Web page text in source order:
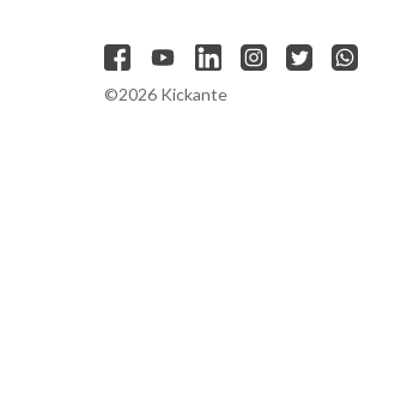
©2026 Kickante